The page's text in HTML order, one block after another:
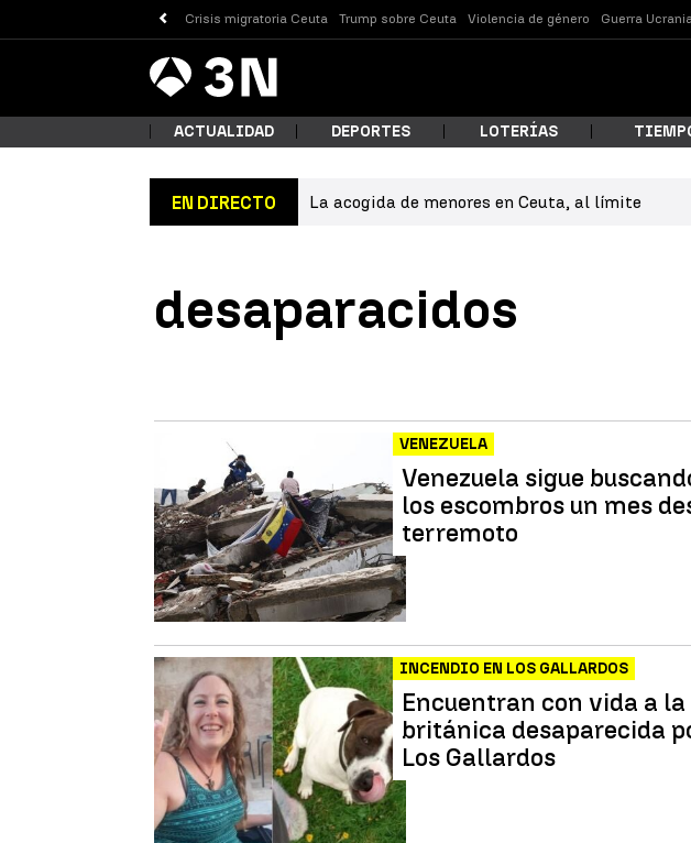
Crisis migratoria Ceuta Trump sobre Ceuta Violencia de género Guerra Ucrania
Antena
3 Noticias
Buscar
ACTUALIDAD DEPORTES LOTERÍAS
EN DIRECTO La acogida de menores en Ceuta, al límite
desaparacidos
VENEZUELA
Venezuela sigue
los escombros un mes
terremoto
INCENDIO EN LOS GALLARDOS
Encuentran con vida a
británica desaparecida
Los Gallardos